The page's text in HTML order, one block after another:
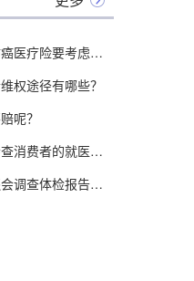
百万医疗险有续保问题，那么防癌医疗险要考虑吗？
权途径有哪些？
呢？
在理赔的时候保险公司一般都会查消费者的就医记录，那么想问问流产记录会查到吗？
重疾险理赔的时候，保险公司还会调查体检报告吗？